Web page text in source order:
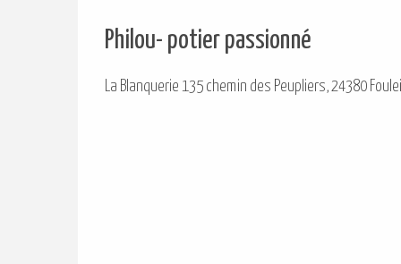
Philou- potier passionné
La Blanquerie 135 chemin des Peupliers, 24380